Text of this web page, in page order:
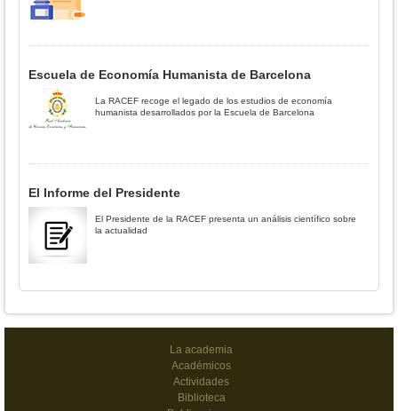
Escuela de Economía Humanista de Barcelona
La RACEF recoge el legado de los estudios de economía
humanista desarrollados por la Escuela de Barcelona
El Informe del Presidente
El Presidente de la RACEF presenta un análisis científico sobre
la actualidad
La academia
Académicos
Actividades
Biblioteca